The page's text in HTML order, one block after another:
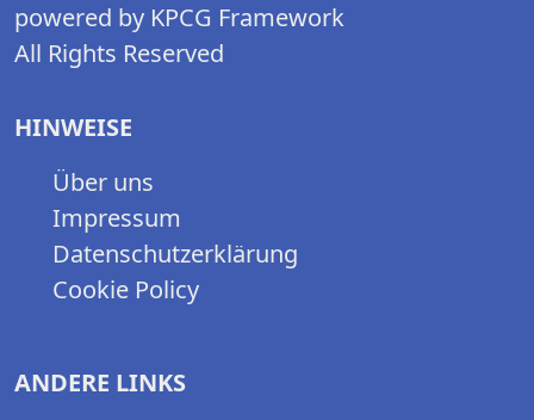
powered by KPCG Framework
All Rights Reserved
HINWEISE
Über uns
Impressum
Datenschutzerklärung
Cookie Policy
ANDERE LINKS